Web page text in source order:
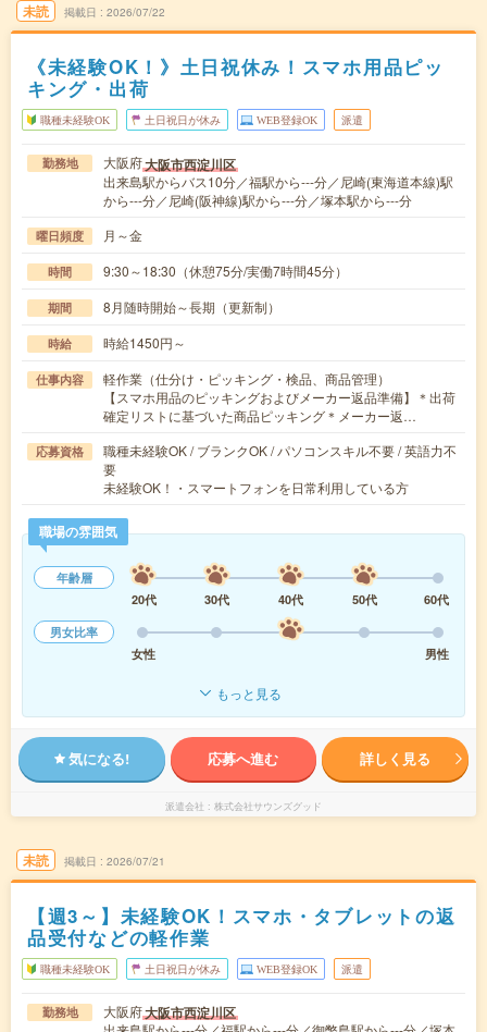
未読 掲載日 2026/07/22
《未経験OK！》土日祝休み！スマホ用品ピッ
キング・出荷
職種未経験OK 土日祝日が休み WEB登録OK 派遣
勤務地 大阪府大阪市西淀川区
出来島駅からバス10分／福駅から---分／尼崎(東海道本線)駅
から---分／尼崎(阪神線)駅から---分／塚本駅から---分
曜日頻度 月～金
時間 9:30～18:30（休憩75分/実働7時間45分）
期間 8月随時開始～長期（更新制）
時給 時給1450円～
仕事内容
軽作業（仕分け・ピッキング・検品、商品管理）
【スマホ用品のピッキングおよびメーカー返品準備】＊出荷
確定リストに基づいた商品ピッキング＊メーカー返…
応募資格
職種未経験OK / ブランクOK / パソコンスキル不要 / 英語力不
要
未経験OK！・スマートフォンを日常利用している方
職場の雰囲気
年齢層
20代
30代 40代 50代
60代
男女比率
女性
男性
もっと見る
気になる! 応募へ進む 詳しく見る
派遣会社 株式会社サウンズグッド
未読 掲載日 2026/07/21
【週3～】未経験OK！スマホ・タブレットの返
品受付などの軽作業
職種未経験OK 土日祝日が休み WEB登録OK 派遣
勤務地 大阪府大阪市西淀川区